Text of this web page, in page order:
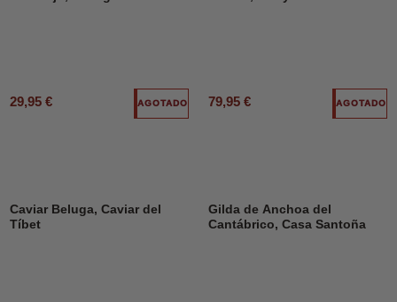
29,95 € AGOTADO 79,95 € AGOTADO
Caviar Beluga, Caviar del
Tíbet
Gilda de Anchoa del
Cantábrico, Casa Santoña